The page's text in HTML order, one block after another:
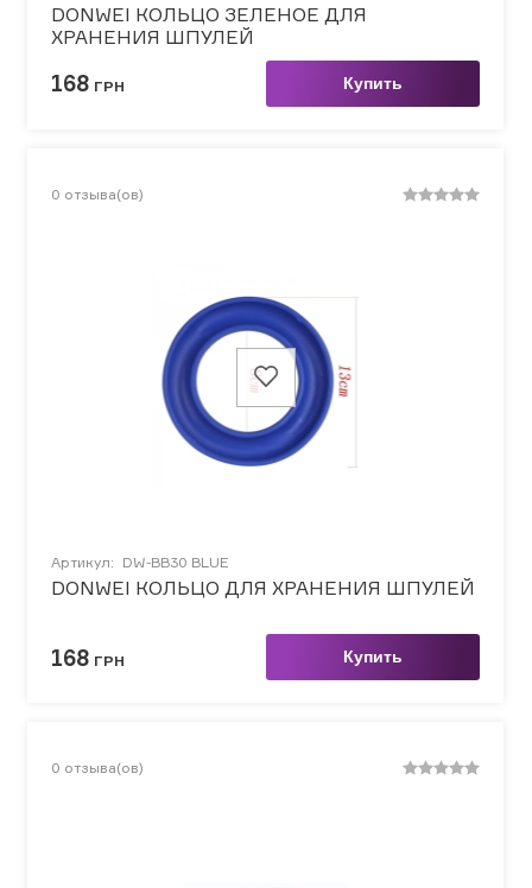
DONWEI КОЛЬЦО ЗЕЛЕНОЕ ДЛЯ
ХРАНЕНИЯ ШПУЛЕЙ
168 ГРН Купить
0 отзыва(ов)
Артикул: DW-BB30 BLUE
DONWEI КОЛЬЦО ДЛЯ ХРАНЕНИЯ ШПУЛЕЙ
168 ГРН Купить
0 отзыва(ов)